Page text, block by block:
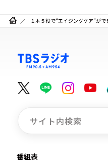
１本５役で“エイジングケア”がで
番組表